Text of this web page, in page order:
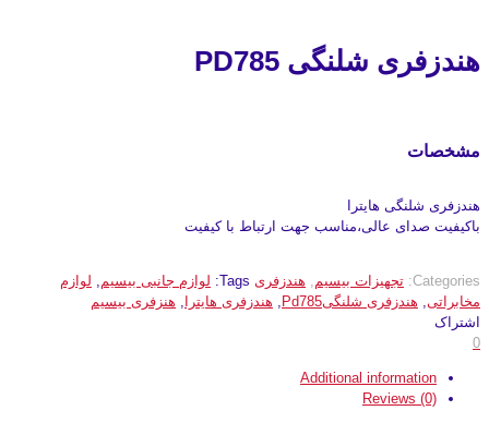
هندزفری شلنگی PD785
مشخصات
هندزفری شلنگی هایترا
باکیفیت صدای عالی،مناسب جهت ارتباط با کیفیت
Categories: تجهیزات بیسیم هندزفری Tags: لوازم جانبی بیسیم
لوازم
مخابراتی
هندزفری شلنگیPd785 هندزفری هایترا
هنزفری بیسیم
اشتراک
0
Additional information
Reviews (0)